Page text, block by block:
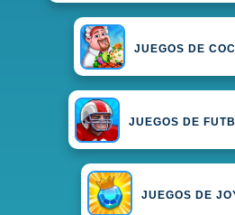
JUEGOS DE
JUEGOS DE
JUEGOS DE